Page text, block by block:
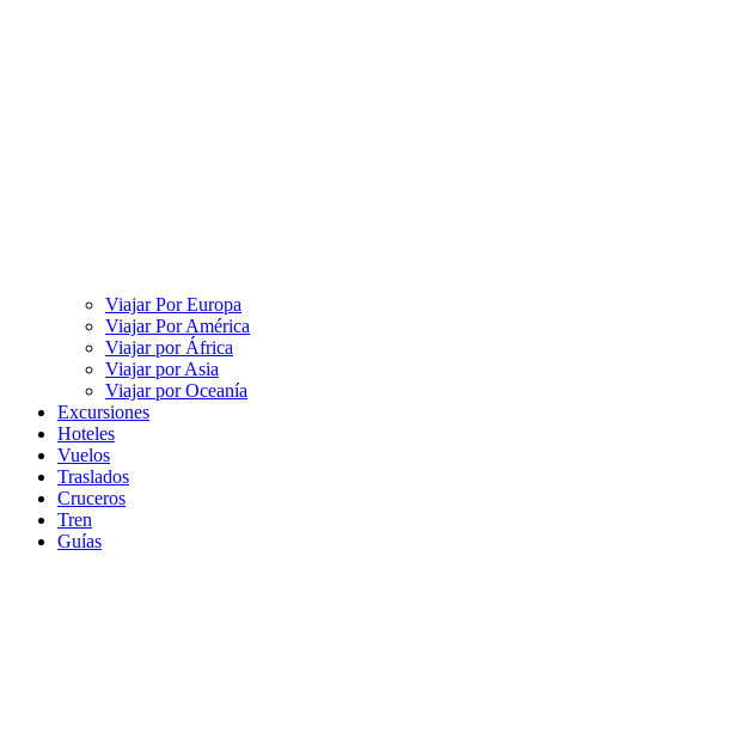
Viajar Por Europa
Viajar Por América
Viajar por África
Viajar por Asia
Viajar por Oceanía
Excursiones
Hoteles
Vuelos
Traslados
Cruceros
Tren
Guías